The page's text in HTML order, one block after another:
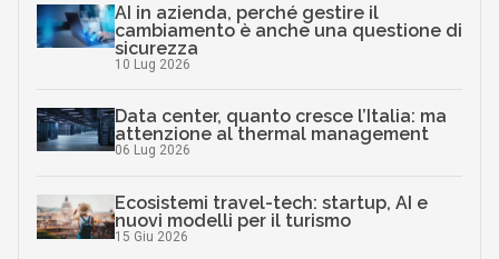
AI in azienda, perché gestire il
cambiamento è anche una questione di
sicurezza
10 Lug 2026
Data center, quanto cresce l’Italia: ma
attenzione al thermal management
06 Lug 2026
Ecosistemi travel-tech: startup, AI e
nuovi modelli per il turismo
15 Giu 2026